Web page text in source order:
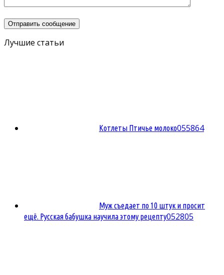
Лучшие статьи
Котлеты Птичье молоко055864
Муж съедает по 10 штук и просит
ещё. Русская бабушка научила этому рецепту052805